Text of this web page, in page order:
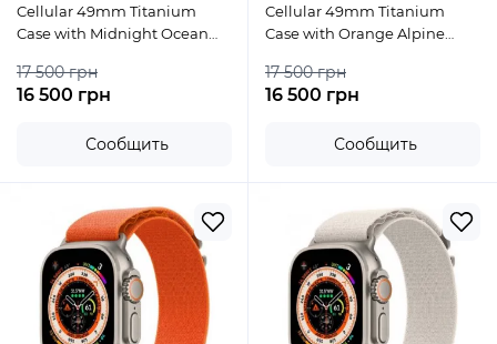
Cellular 49mm Titanium
Case with Midnight Ocean
17 500 грн
16 500 грн
Сообщить
Cellular 49mm Titanium
Case with Orange Alpine
17 500 грн
16 500 грн
Сообщить